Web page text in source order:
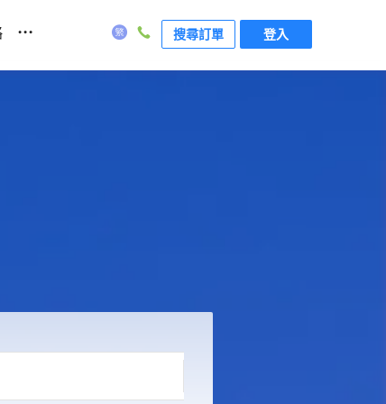
... 搜尋訂單 登入